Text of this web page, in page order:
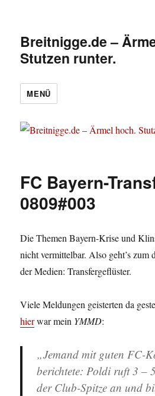
Breitnigge.de –
Stutzen runter.
MENÜ
FC Bayern-
0809#003
Die Themen Bayern-Krise und
nicht vermittelbar. Also geht’s zum
der Medien: Transfergeflüster.
Viele Meldungen geisterten da
hierwar mein YMMD:
„Jemand mit guten FC-
berichtete: Poldi ruft 3 –
der Club-Spitze an und